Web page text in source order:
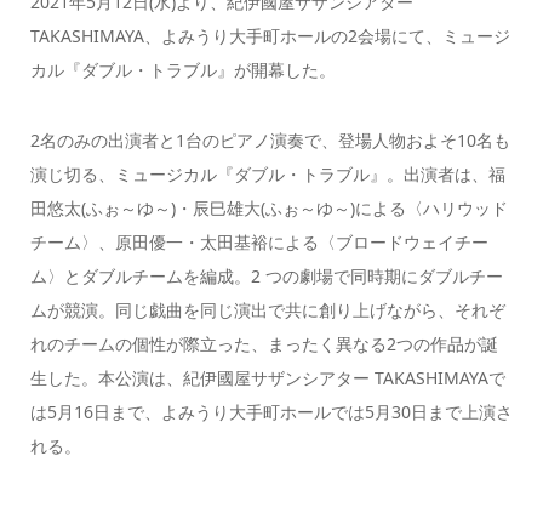
TAKASHIMAYA、よみうり大手町ホールの2会場にて、ミュージ
カル『ダブル・トラブル』が開幕した。
2名のみの出演者と1台のピアノ演奏で、登場人物およそ10名も
演じ切る、ミュージカル『ダブル・トラブル』。出演者は、福
田悠太(ふぉ～ゆ～)・辰巳雄大(ふぉ～ゆ～)による〈ハリウッド
チーム〉、原田優一・太田基裕による〈ブロードウェイチー
ム〉とダブルチームを編成。2 つの劇場で同時期にダブルチー
ムが競演。同じ戯曲を同じ演出で共に創り上げながら、それぞ
れのチームの個性が際立った、まったく異なる2つの作品が誕
生した。本公演は、紀伊國屋サザンシアター TAKASHIMAYAで
は5月16日まで、よみうり大手町ホールでは5月30日まで上演さ
れる。